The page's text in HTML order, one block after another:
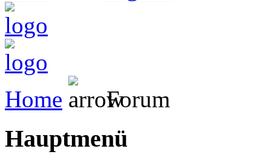
Home Forum
Hauptmenü